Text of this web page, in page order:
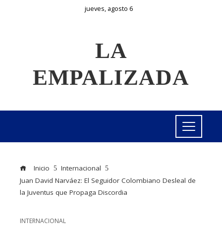
jueves, agosto 6
LA
EMPALIZADA
Inicio
Internacional
Juan David Narváez: El Seguidor Colombiano Desleal de
la Juventus que Propaga Discordia
INTERNACIONAL